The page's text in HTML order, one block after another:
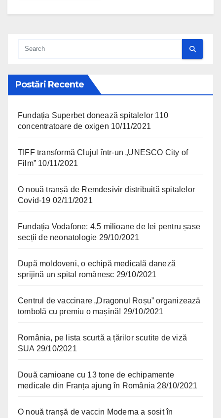
Postări Recente
Fundația Superbet donează spitalelor 110
concentratoare de oxigen 10/11/2021
TIFF transformă Clujul într-un „UNESCO City of
Film” 10/11/2021
O nouă tranșă de Remdesivir distribuită spitalelor
Covid-19 02/11/2021
Fundația Vodafone: 4,5 milioane de lei pentru șase
secții de neonatologie 29/10/2021
După moldoveni, o echipă medicală daneză
sprijină un spital românesc 29/10/2021
Centrul de vaccinare „Dragonul Roșu” organizează
tombolă cu premiu o mașină! 29/10/2021
România, pe lista scurtă a țărilor scutite de viză
SUA 29/10/2021
Două camioane cu 13 tone de echipamente
medicale din Franța ajung în România 28/10/2021
O nouă tranșă de vaccin Moderna a sosit în